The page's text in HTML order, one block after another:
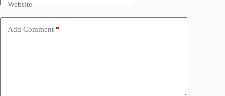
Website
Add Comment *